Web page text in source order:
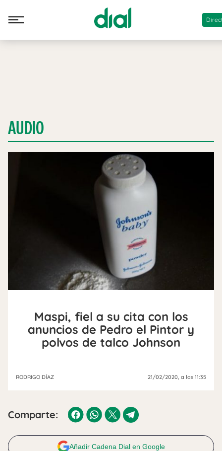
AUDIO
Maspi, fiel a su cita con los
anuncios de Pedro el Pintor y
polvos de talco Johnson
RODRIGO DÍAZ 21/02/2020 , a las 11:35
Comparte:
Añadir Cadena Dial en Google